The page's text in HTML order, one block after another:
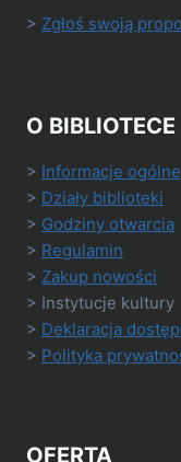
> Zgłoś swoją
O BIBLIOTECE
> Informacje ogólne
> Działy biblioteki
> Godziny otwarcia
> Regulamin
> Zakup nowości
> Instytucje kultury
> Deklaracja
> Polityka
OFERTA